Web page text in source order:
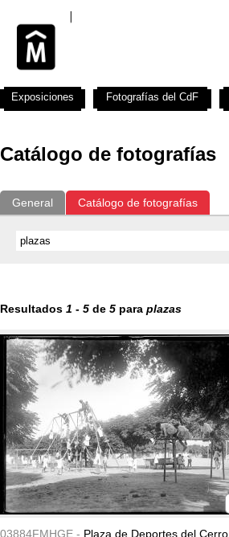
Catálogo de fotografías
General Catálogo de fotografías
Resultados 1 - 5 de 5 para plazas
03884FMHGE - Plaza de Deportes del Cerro.
Exposiciones Fotografías del CdF